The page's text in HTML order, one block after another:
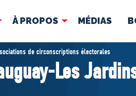
À PROPOS MÉDIAS
À
de circonscriptions électorales
Les